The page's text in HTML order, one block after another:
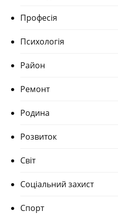
Професія
Психологія
Район
Ремонт
Родина
Розвиток
Світ
Соціальний захист
Спорт